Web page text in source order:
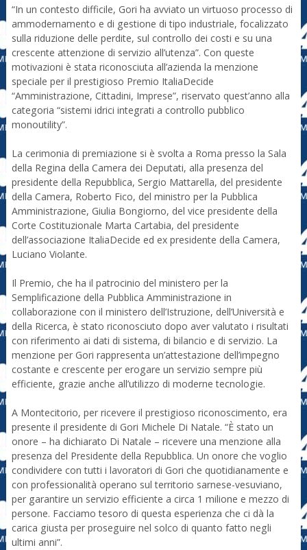
“In un contesto difficile, Gori ha avviato un virtuoso processo di
ammodernamento e di gestione di tipo industriale, focalizzato
sulla riduzione delle perdite, sul controllo dei costi e su una
crescente attenzione di servizio all’utenza”. Con queste
motivazioni è stata riconosciuta all’azienda la menzione
speciale per il prestigioso Premio ItaliaDecide
“Amministrazione, Cittadini, Imprese”, riservato quest’anno alla
categoria “sistemi idrici integrati a controllo pubblico
monoutility”.
La cerimonia di premiazione si è svolta a Roma presso la Sala
della Regina della Camera dei Deputati, alla presenza del
presidente della Repubblica, Sergio Mattarella, del presidente
della Camera, Roberto Fico, del ministro per la Pubblica
Amministrazione, Giulia Bongiorno, del vice presidente della
Corte Costituzionale Marta Cartabia, del presidente
dell’associazione ItaliaDecide ed ex presidente della Camera,
Luciano Violante.
Il Premio, che ha il patrocinio del ministero per la
Semplificazione della Pubblica Amministrazione in
collaborazione con il ministero dell’Istruzione, dell’Università e
della Ricerca, è stato riconosciuto dopo aver valutato i risultati
con riferimento ai dati di sistema, di bilancio e di servizio. La
menzione per Gori rappresenta un’attestazione dell’impegno
costante e crescente per erogare un servizio sempre più
efficiente, grazie anche all’utilizzo di moderne tecnologie.
A Montecitorio, per ricevere il prestigioso riconoscimento, era
presente il presidente di Gori Michele Di Natale. “È stato un
onore – ha dichiarato Di Natale – ricevere una menzione alla
presenza del Presidente della Repubblica. Un onore che voglio
condividere con tutti i lavoratori di Gori che quotidianamente e
con professionalità operano sul territorio sarnese-vesuviano,
per garantire un servizio efficiente a circa 1 milione e mezzo di
persone. Facciamo tesoro di questa esperienza che ci dà la
carica giusta per proseguire nel solco di quanto fatto negli
ultimi anni”.